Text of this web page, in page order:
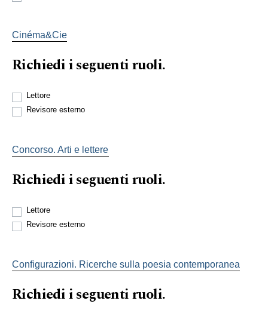
Cinéma&Cie
Richiedi i seguenti ruoli.
Lettore
Revisore esterno
Concorso. Arti e lettere
Richiedi i seguenti ruoli.
Lettore
Revisore esterno
Configurazioni. Ricerche sulla poesia contemporanea
Richiedi i seguenti ruoli.